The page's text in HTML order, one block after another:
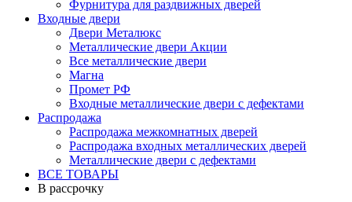
Фурнитура для раздвижных дверей
Входные двери
Двери Металюкс
Металлические двери Акции
Все металлические двери
Магна
Промет РФ
Входные металлические двери с дефектами
Распродажа
Распродажа межкомнатных дверей
Распродажа входных металлических дверей
Металлические двери с дефектами
ВСЕ ТОВАРЫ
В рассрочку